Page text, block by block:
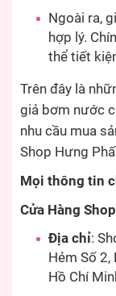
Ngoài ra,
hợp lý.
thể tiết
Trên đây là
giả bơm nước
nhu cầu mua
Shop Hưng
Mọi thông tin
Cửa Hàng
Địa chỉ:
Hẻm Số 2,
Hồ Chí